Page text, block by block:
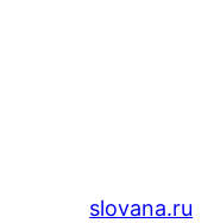
slovana.ru